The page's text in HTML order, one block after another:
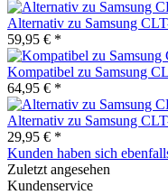
Alternativ zu Samsung
59,95 € *
Kompatibel zu Samsung
64,95 € *
Alternativ zu Samsung
29,95 € *
Kunden haben sich
Zuletzt angesehen
Kundenservice